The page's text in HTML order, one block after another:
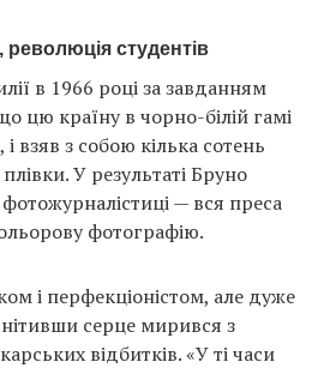
студентів
в 1966 році за завданням
цю країну в чорно-білій гамі
взяв з собою кілька сотень
У результаті Бруно
— вся преса
фотографію.
і перфекціоністом, але дуже
серце мирився з
відбитків. «У ті часи